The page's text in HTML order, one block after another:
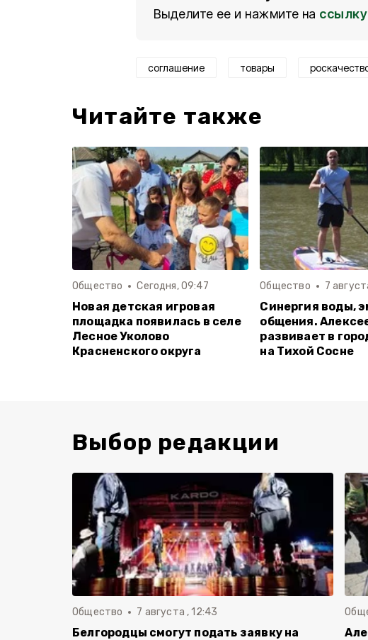
Выделите ее и нажмите на ссылку
соглашение товары
Читайте также
Общество Сегодня, 09:47
Новая детская игровая
площадка появилась в селе
Лесное Уколово
Красненского округа
Общество 7
Синергия воды,
общения.
развивает в
на Тихой Сосне
Выбор редакции
Общество 7 августа , 12:43
Белгородцы смогут подать заявку на